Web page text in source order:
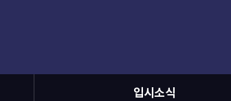
입시소식